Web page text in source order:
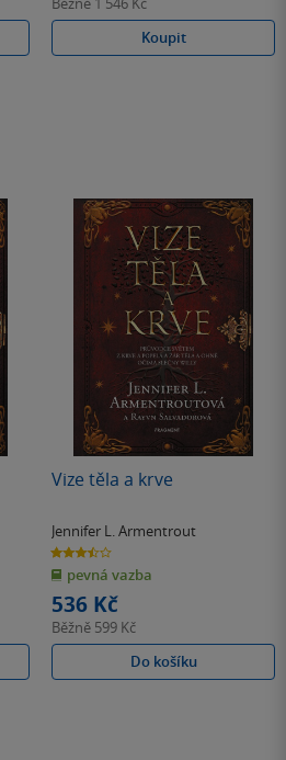
Koupit
Vize těla a krve
Jennifer L. Armentrout
3.5
z
5
hvězdiček
pevná vazba
536 Kč
Běžně 599 Kč
Do košíku